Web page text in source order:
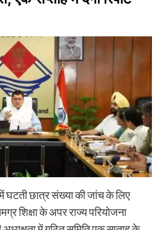
घटती छात्र संख्या की जांच के लिए
शिक्षा के अपर राज्य परियोजना